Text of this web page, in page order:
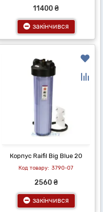
11400 ₴
закінчився
Корпус Raifil Big Blue 20
3790-07
2560 ₴
закінчився